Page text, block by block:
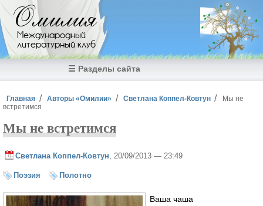
Перейти к основному содержанию
Омилия
Международный
литературный клуб
☰ Разделы сайта
Вы здесь
Главная Авторы «Омилии» Светлана Коппел-Ковтун
Мы не
встретимся
Мы не встретимся
Светлана Коппел-Ковтун , 20/09/2013 — 23:49
Поэзия Полотно
Ваша чаша